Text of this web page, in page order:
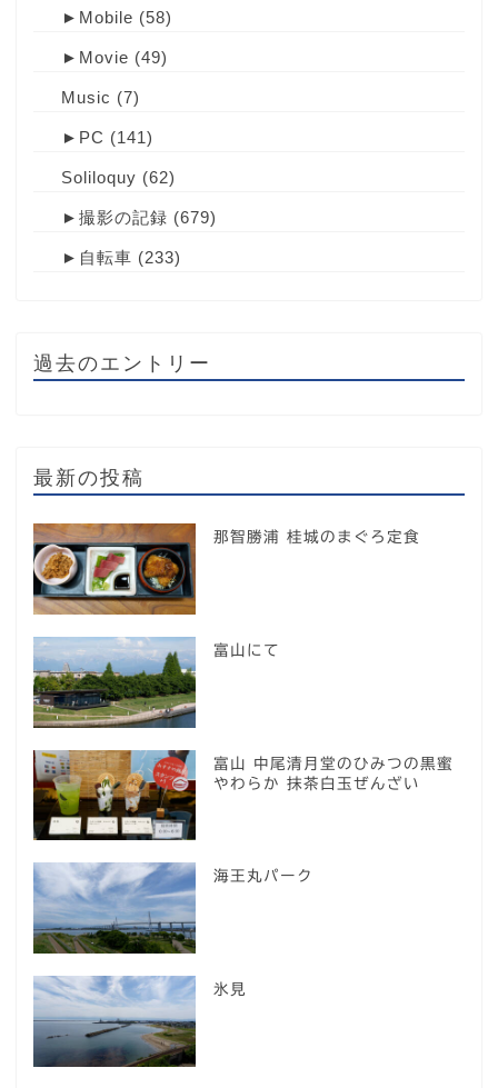
► Mobile (58)
► Movie (49)
Music (7)
► PC (141)
Soliloquy (62)
► 撮影の記録 (679)
► 自転車 (233)
過去のエントリー
最新の投稿
那智勝浦 桂城のまぐろ定食
富山にて
富山 中尾清月堂のひみつの黒蜜
やわらか 抹茶白玉ぜんざい
海王丸パーク
氷見